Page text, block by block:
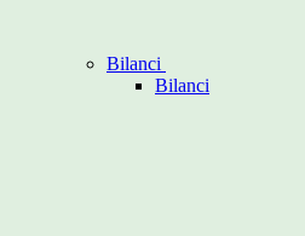
Bilanci
Bilanci